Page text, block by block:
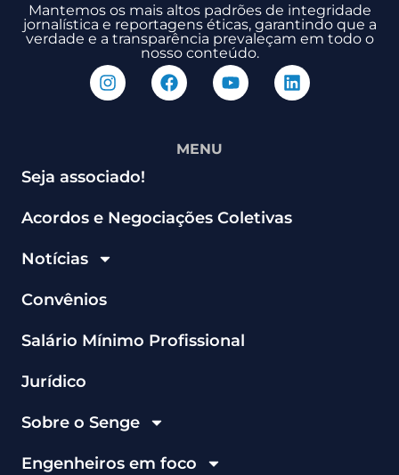
Mantemos os mais altos padrões de integridade
jornalística e reportagens éticas, garantindo que a
verdade e a transparência prevaleçam em todo o
nosso conteúdo.
MENU
Seja associado!
Acordos e Negociações Coletivas
Notícias
Convênios
Salário Mínimo Profissional
Jurídico
Sobre o Senge
Engenheiros em foco